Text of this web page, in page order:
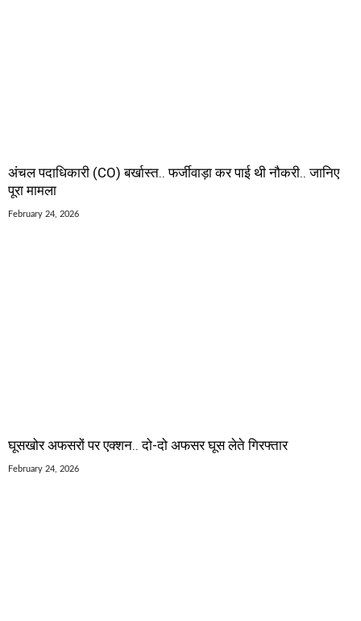
अंचल पदाधिकारी (CO) बर्खास्त.. फर्जीवाड़ा कर पाई थी नौकरी.. जानिए
पूरा मामला
February 24, 2026
घूसखोर अफसरों पर एक्शन.. दो-दो अफसर घूस लेते गिरफ्तार
February 24, 2026